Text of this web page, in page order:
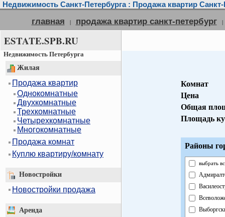
Недвижимость Санкт-Петербурга : Продажа квартир Санкт-
главная | продажа квартир санкт-петербург |
ESTATE.SPB.RU
Недвижимость Петербурга
Жилая
Продажа квартир
Однокомнатные
Двухкомнатные
Трехкомнатные
Четырехкомнатные
Многокомнатные
Продажа комнат
Куплю квартиру/комнату
Новостройки
Новостройки продажа
Аренда
Комнат
Цена
Общая
Площадь
Районы
выбрать